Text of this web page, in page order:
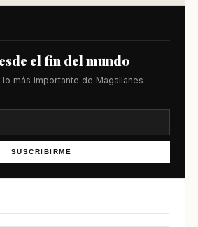
el fin del mundo
lo más importante de Magallanes
SUSCRIBIRME